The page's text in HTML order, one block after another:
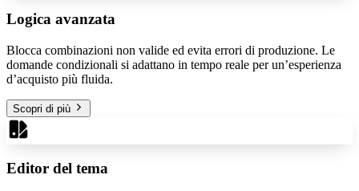
Logica avanzata
Blocca combinazioni non valide ed evita errori di produzione. Le
domande condizionali si adattano in tempo reale per un’esperienza
d’acquisto più fluida.
Scopri di più
Editor del tema